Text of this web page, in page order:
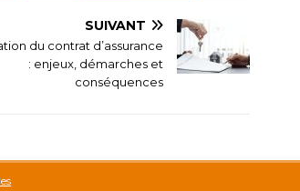
SUIVANT
du contrat d’assurance
: enjeux, démarches et
conséquences